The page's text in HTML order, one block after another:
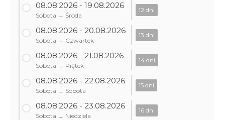
08.08.2026 - 19.08.2026
Sobota → Środa
12 dni
08.08.2026 - 20.08.2026
Sobota → Czwartek
13 dni
08.08.2026 - 21.08.2026
Sobota → Piątek
14 dni
08.08.2026 - 22.08.2026
Sobota → Sobota
15 dni
08.08.2026 - 23.08.2026
Sobota → Niedziela
16 dni